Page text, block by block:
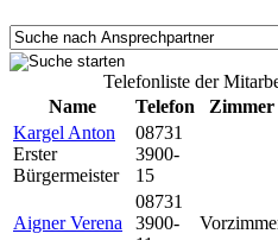
Telefonliste der
Name
Telefon Zimmer
Kargel Anton
Erster
Bürgermeister
08731
3900-
15
Aigner Verena
08731
3900-